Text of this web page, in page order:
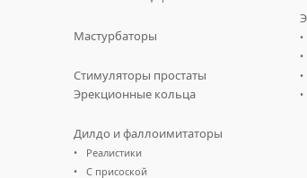
Мастурбаторы
Стимуляторы простаты
Эрекционные кольца
Дилдо и фаллоимитаторы
Реалистики
С присоской